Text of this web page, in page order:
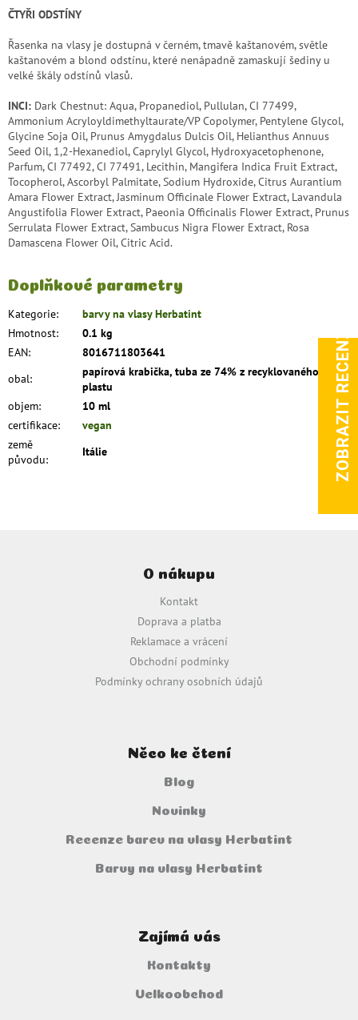
ČTYŘI ODSTÍNY
Řasenka na vlasy je dostupná v černém, tmavě kaštanovém, světle
kaštanovém a blond odstínu, které nenápadně zamaskují šediny u
velké škály odstínů vlasů.
INCI: Dark Chestnut: Aqua, Propanediol, Pullulan, CI 77499,
Ammonium Acryloyldimethyltaurate/VP Copolymer, Pentylene Glycol,
Glycine Soja Oil, Prunus Amygdalus Dulcis Oil, Helianthus Annuus
Seed Oil, 1,2-Hexanediol, Caprylyl Glycol, Hydroxyacetophenone,
Parfum, CI 77492, CI 77491, Lecithin, Mangifera Indica Fruit Extract,
Tocopherol, Ascorbyl Palmitate, Sodium Hydroxide, Citrus Aurantium
Amara Flower Extract, Jasminum Officinale Flower Extract, Lavandula
Angustifolia Flower Extract, Paeonia Officinalis Flower Extract, Prunus
Serrulata Flower Extract, Sambucus Nigra Flower Extract, Rosa
Damascena Flower Oil, Citric Acid.
Doplňkové parametry
Kategorie:
barvy na vlasy Herbatint
Hmotnost:
0.1 kg
EAN:
8016711803641
obal:
papírová krabička, tuba ze 74% z recyklovaného
plastu
objem:
10 ml
certifikace:
vegan
země
původu:
Itálie
O nákupu
Kontakt
Doprava a platba
Reklamace a vrácení
Obchodní podmínky
Podmínky ochrany osobních údajů
Něco ke čtení
Blog
Novinky
Recenze barev na vlasy Herbatint
Barvy na vlasy Herbatint
Zajímá vás
Kontakty
Velkoobchod
ZOBRAZIT RECENZE